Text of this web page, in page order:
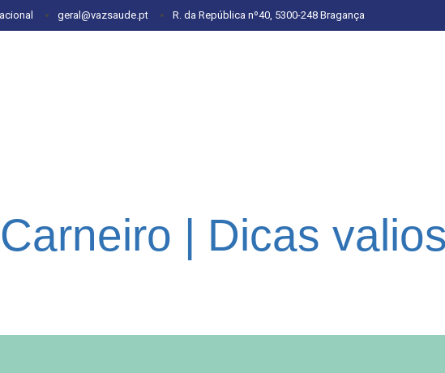
geral@vazsaude.pt R. da República nº40, 5300-248 Bragança
| Dicas